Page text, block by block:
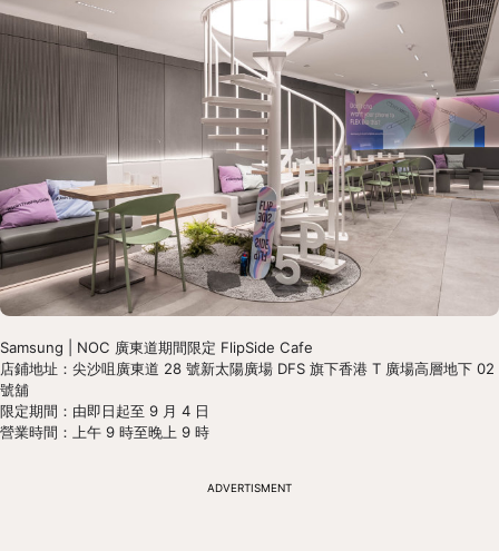
Samsung | NOC 廣東道期間限定 FlipSide Cafe
店鋪地址：尖沙咀廣東道 28 號新太陽廣場 DFS 旗下香港 T 廣場高層地下 02
號舖
限定期間：由即日起至 9 月 4 日
營業時間：上午 9 時至晚上 9 時
ADVERTISMENT